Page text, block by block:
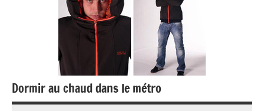
Dormir au chaud dans le métro